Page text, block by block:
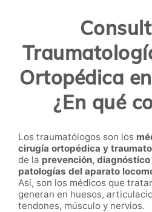
Ortopédica
¿En qué
Los traumatólogos son los
cirugía ortopédica y
de la prevención,
patologías del aparato
Así, son los médicos que
generan en huesos,
tendones, músculo y nervios.